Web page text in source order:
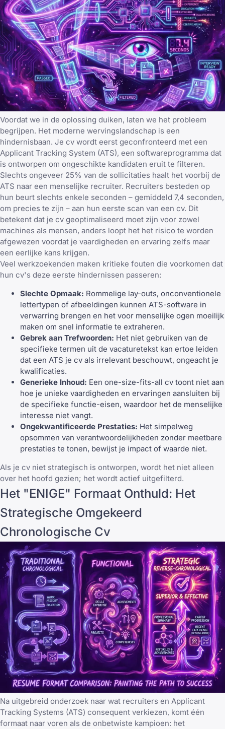
Voordat we in de oplossing duiken, laten we het probleem
begrijpen. Het moderne wervingslandschap is een
hindernisbaan. Je cv wordt eerst geconfronteerd met een
Applicant Tracking System (ATS), een softwareprogramma dat
is ontworpen om ongeschikte kandidaten eruit te filteren.
Slechts ongeveer 25% van de sollicitaties haalt het voorbij de
ATS naar een menselijke recruiter. Recruiters besteden op
hun beurt slechts enkele seconden – gemiddeld 7,4 seconden,
om precies te zijn – aan hun eerste scan van een cv. Dit
betekent dat je cv geoptimaliseerd moet zijn voor zowel
machines als mensen, anders loopt het het risico te worden
afgewezen voordat je vaardigheden en ervaring zelfs maar
een eerlijke kans krijgen.
Veel werkzoekenden maken kritieke fouten die voorkomen dat
hun cv's deze eerste hindernissen passeren:
Slechte Opmaak: Rommelige lay-outs, onconventionele
lettertypen of afbeeldingen kunnen ATS-software in
verwarring brengen en het voor menselijke ogen moeilijk
maken om snel informatie te extraheren.
Gebrek aan Trefwoorden: Het niet gebruiken van de
specifieke termen uit de vacaturetekst kan ertoe leiden
dat een ATS je cv als irrelevant beschouwt, ongeacht je
kwalificaties.
Generieke Inhoud: Een one-size-fits-all cv toont niet aan
hoe je unieke vaardigheden en ervaringen aansluiten bij
de specifieke functie-eisen, waardoor het de menselijke
interesse niet vangt.
Ongekwantificeerde Prestaties: Het simpelweg
opsommen van verantwoordelijkheden zonder meetbare
prestaties te tonen, bewijst je impact of waarde niet.
Als je cv niet strategisch is ontworpen, wordt het niet alleen
over het hoofd gezien; het wordt actief uitgefilterd.
Het "ENIGE" Formaat Onthuld: Het
Strategische Omgekeerd
Chronologische Cv
Na uitgebreid onderzoek naar wat recruiters en Applicant
Tracking Systems (ATS) consequent verkiezen, komt één
formaat naar voren als de onbetwiste kampioen: het